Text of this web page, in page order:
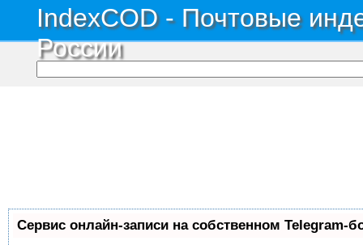
IndexCOD - Почтовые
России
Сервис онлайн-записи на собственном Telegram-